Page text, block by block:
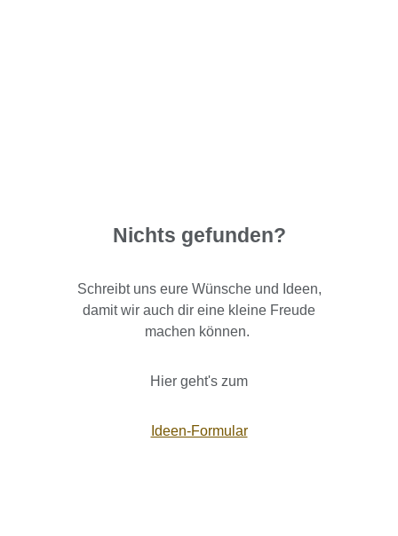
Nichts gefunden?
Schreibt uns eure Wünsche und Ideen,
damit wir auch dir eine kleine Freude
machen können.
Hier geht's zum
Ideen-Formular